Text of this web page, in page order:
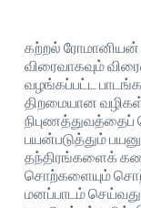
கற்றல் ரோமானியன்
விரைவாகவும்
வழங்கப்பட்ட
திறமையான
நிபுணத்துவத்தைப்
பயன்படுத்தும்
தந்திரங்களைக்
சொற்களையும்
மனப்பாடம்